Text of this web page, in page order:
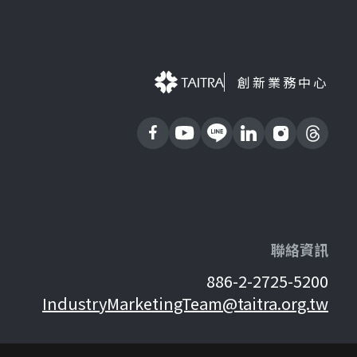
創新業務中心
聯絡資訊
886-2-2725-5200
IndustryMarketingTeam@taitra.org.tw